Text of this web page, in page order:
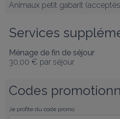
Animaux petit gabarit
Services
Ménage de fin de séjour
30,00 € par séjour
Codes
Je profite du code promo